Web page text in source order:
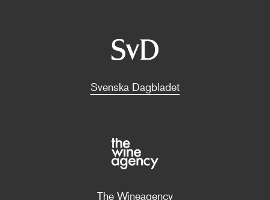
Svenska Dagbladet
The Wineagency